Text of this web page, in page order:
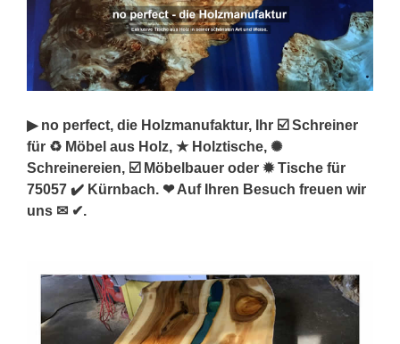
▶︎ no perfect, die Holzmanufaktur, Ihr ☑️ Schreiner
für ♻ Möbel aus Holz, ★ Holztische, ✺
Schreinereien, ☑️ Möbelbauer oder ✹ Tische für
75057 ✔️ Kürnbach. ❤ Auf Ihren Besuch freuen wir
uns ✉ ✔.